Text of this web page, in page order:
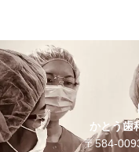
かとう歯
〒584-